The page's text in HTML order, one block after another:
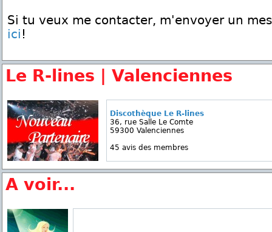
Si tu veux me contacter, m'envoyer un
ici !
Le R-lines | Valenciennes
Discothèque Le R-lines
36, rue Salle Le Comte
59300 Valenciennes
45 avis des membres
A voir...